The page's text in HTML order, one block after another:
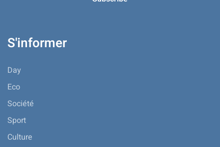
S'informer
Day
Eco
Société
Sport
Culture